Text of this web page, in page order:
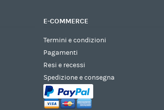
E-COMMERCE
Termini e condizioni
Pagamenti
Resi e recessi
Spedizione e consegna